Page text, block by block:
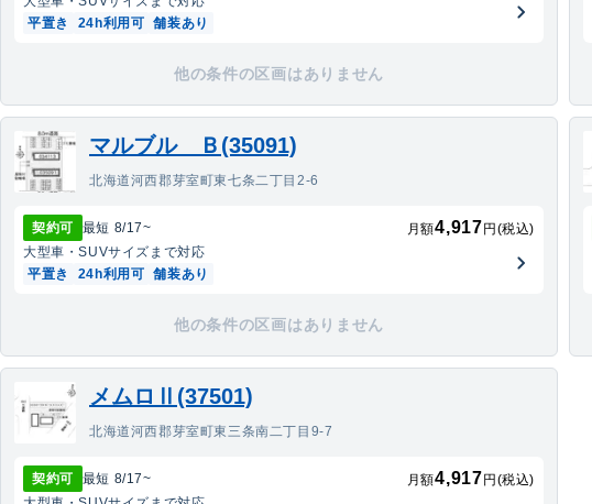
平置き
24h利用可 舗装あり
他の条件の区画はありません
マルブル Ｂ(35091)
北海道河西郡芽室町東七条二丁目2-6
契約可 最短 8/17~ 月額4,917 円(税込)
大型車・SUVサイズまで対応
平置き
24h利用可 舗装あり
他の条件の区画はありません
メムロⅡ(37501)
北海道河西郡芽室町東三条南二丁目9-7
契約可 最短 8/17~ 月額4,917 円(税込)